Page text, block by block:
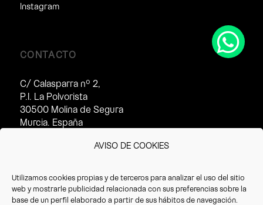
AVISO DE COOKIES
Utilizamos cookies propias y de terceros para analizar el uso del sitio
web y mostrarle publicidad relacionada con sus preferencias sobre la
base de un perfil elaborado a partir de sus hábitos de navegación.
Instagram
CONTACTO
C/ Calasparra nº 2,
P.I. La Polvorista
30500 Molina de Segura
Murcia. España
Horario de atención al cliente:
· Verano(15/07 – 15/09):
8:30 – 14:30h